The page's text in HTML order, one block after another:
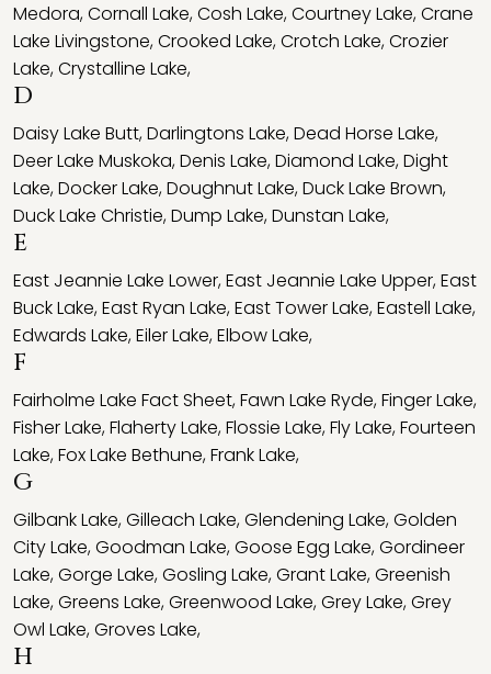
Medora,Cornall Lake,Cosh Lake,Courtney Lake,Crane
Lake Livingstone,Crooked Lake,Crotch Lake,Crozier
Lake,Crystalline Lake,
D
Daisy Lake Butt,Darlingtons Lake,Dead Horse Lake,
Deer Lake Muskoka,Denis Lake,Diamond Lake,Dight
Lake,Docker Lake,Doughnut Lake,Duck Lake Brown,
Duck Lake Christie,Dump Lake,Dunstan Lake,
E
East Jeannie Lake Lower,East Jeannie Lake Upper,East
Buck Lake,East Ryan Lake,East Tower Lake,Eastell Lake,
Edwards Lake,Eiler Lake,Elbow Lake,
F
Fairholme Lake Fact Sheet,Fawn Lake Ryde,Finger Lake,
Fisher Lake,Flaherty Lake,Flossie Lake,Fly Lake,Fourteen
Lake,Fox Lake Bethune,Frank Lake,
G
Gilbank Lake,Gilleach Lake,Glendening Lake,Golden
City Lake,Goodman Lake,Goose Egg Lake,Gordineer
Lake,Gorge Lake,Gosling Lake,Grant Lake,Greenish
Lake,Greens Lake,Greenwood Lake,Grey Lake,Grey
Owl Lake,Groves Lake,
H